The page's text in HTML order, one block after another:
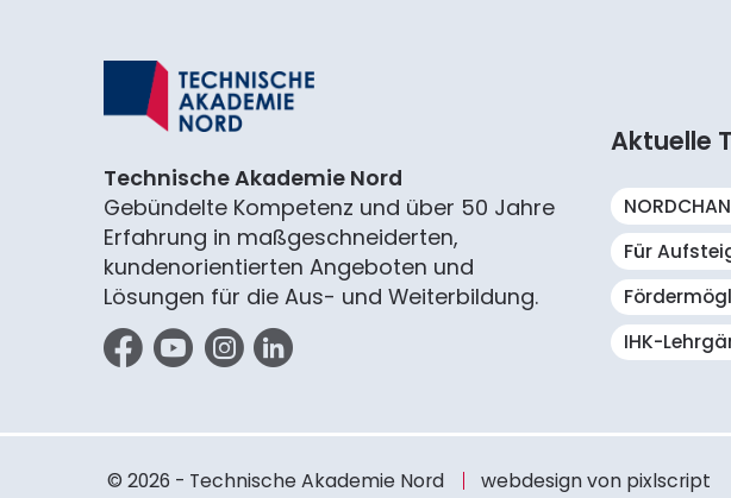
Technische Akademie Nord
Gebündelte Kompetenz und über 50 Jahre
Erfahrung in maßgeschneiderten,
kundenorientierten Angeboten und
Lösungen für die Aus- und Weiterbildung.
Aktuelle
Für
IHK-
© 2026 - Technische Akademie Nord webdesign von pixlscript